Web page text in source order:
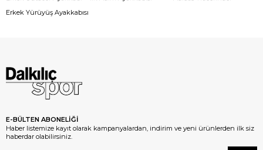
Erkek Yürüyüş Ayakkabısı
E-BÜLTEN ABONELİĞİ
Haber listemize kayıt olarak kampanyalardan, indirim ve yeni ürünlerden ilk siz
haberdar olabilirsiniz.